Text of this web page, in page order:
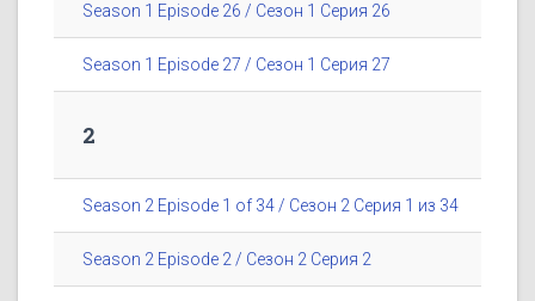
Season 1 Episode 26 / Сезон 1 Серия 26
Season 1 Episode 27 / Сезон 1 Серия 27
2
Season 2 Episode 1 of 34 / Сезон 2 Серия 1 из 34
Season 2 Episode 2 / Сезон 2 Серия 2